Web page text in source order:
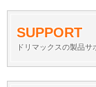
SUPPORT
ドリマックスの製品サ